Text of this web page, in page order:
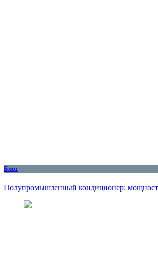
Блог
Полупромышленный кондиционер: